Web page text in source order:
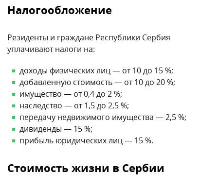
Налогообложение
Резиденты и граждане Республики Сербия
уплачивают налоги на:
доходы физических лиц — от 10 до 15 %;
добавленную стоимость — от 10 до 20 %;
имущество — от 0,4 до 2 %;
наследство — от 1,5 до 2,5 %;
передачу недвижимого имущества — 2,5 %;
дивиденды — 15 %;
прибыль юридических лиц — 15 %.
Стоимость жизни в Сербии